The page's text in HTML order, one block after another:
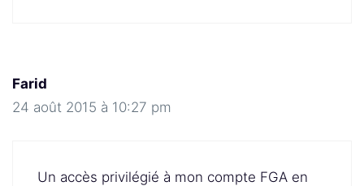
Farid
24 août 2015 à 10:27 pm
Un accès privilégié à mon compte FGA en